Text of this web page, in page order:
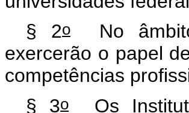
§ 2o No
exercerão o papel
competências
§ 3oOs